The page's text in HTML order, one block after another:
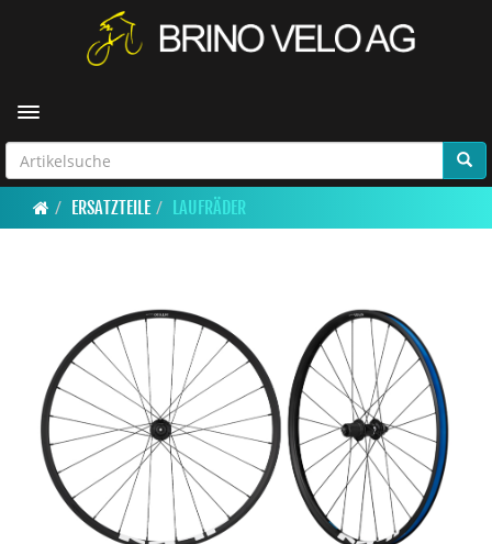
Toggle navigation
ERSATZTEILE LAUFRÄDER